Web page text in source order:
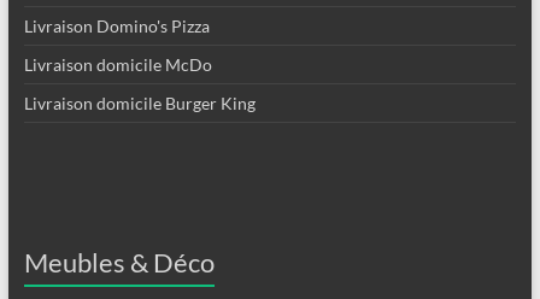
Livraison Domino's Pizza
Livraison domicile McDo
Livraison domicile Burger King
Meubles & Déco